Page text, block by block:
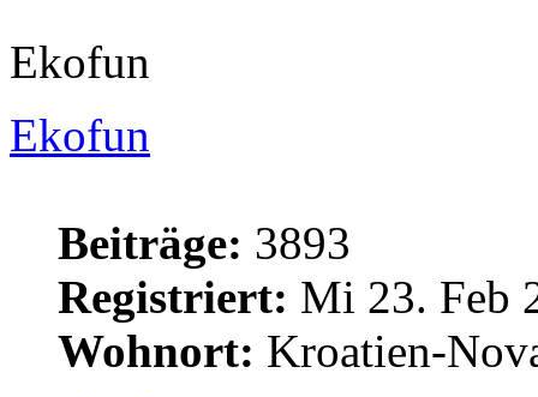
Ekofun
Ekofun
Beiträge: 3893
Registriert: Mi 23. Feb
Wohnort: Kroatien-